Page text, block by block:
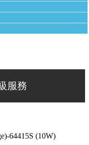
64415S (10W)